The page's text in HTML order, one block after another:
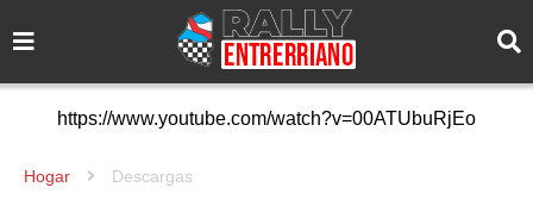
https://www.youtube.com/watch?v=00ATUbuRjEo
Hogar Descargas